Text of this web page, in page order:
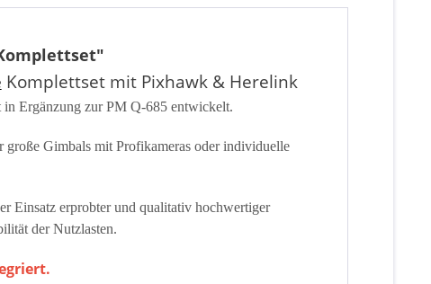
Komplettset mit Pixhawk & Herelink
in Ergänzung zur PM Q-685 entwickelt.
große Gimbals mit Profikameras oder individuelle
Einsatz erprobter und qualitativ hochwertiger
der Nutzlasten.